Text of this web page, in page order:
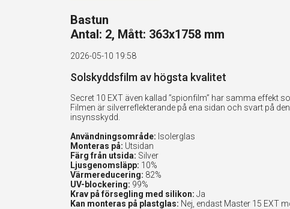
Bastun
Antal: 2, Mått: 363x1758 mm
2026-05-10 19:58
Solskyddsfilm av högsta kvalitet
Secret 10 EXT även kallad ”spionfilm” har samma
Filmen är silverreflekterande på ena sidan och svart på
insynsskydd.
Användningsområde: Isolerglas
Monteras på: Utsidan
Färg från utsida: Silver
Ljusgenomsläpp: 10%
Värmereducering: 82%
UV-blockering: 99%
Krav på försegling med silikon: Ja
Kan monteras på plastglas: Nej, endast Master 15 EXT